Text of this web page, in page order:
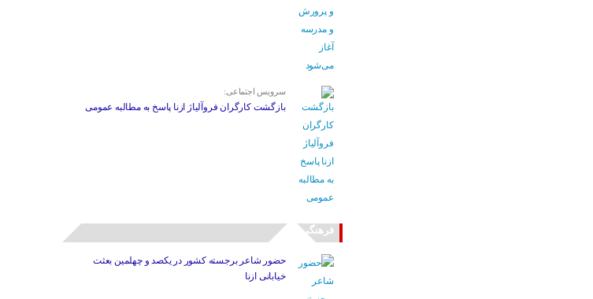
سرویس اجتماعی:
بازگشت کارگران فروآلیاژ ازنا پاسخ به مطالبه عمومی
فرهنگی
حضور شاعر برجسته کشور در یکصد و چهلمین بعثت
خیابانی ازنا